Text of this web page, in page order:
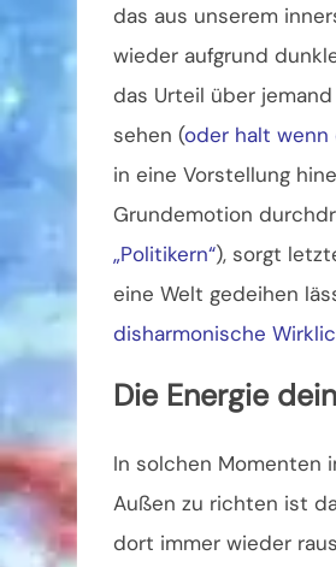
das aus unserem
wieder aufgrund
das Urteil über
sehen (oder halt wenn
in eine Vorstellung
Grundemotion
„Politikern“), sorgt
eine Welt gedeihen
disharmonische
Die Energie
In solchen Momenten
Außen zu richten ist
dort immer wieder